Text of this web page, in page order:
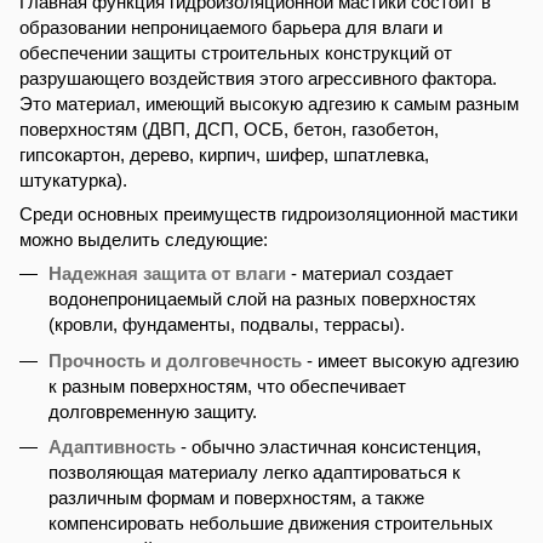
образовании непроницаемого барьера для влаги и
обеспечении защиты строительных конструкций от
разрушающего воздействия этого агрессивного фактора.
Это материал, имеющий высокую адгезию к самым разным
поверхностям (ДВП, ДСП, ОСБ, бетон, газобетон,
гипсокартон, дерево, кирпич, шифер, шпатлевка,
штукатурка).
Среди основных преимуществ гидроизоляционной мастики
можно выделить следующие:
Надежная защита от влаги - материал создает
водонепроницаемый слой на разных поверхностях
(кровли, фундаменты, подвалы, террасы).
Прочность и долговечность - имеет высокую адгезию
к разным поверхностям, что обеспечивает
долговременную защиту.
Адаптивность - обычно эластичная консистенция,
позволяющая материалу легко адаптироваться к
различным формам и поверхностям, а также
компенсировать небольшие движения строительных